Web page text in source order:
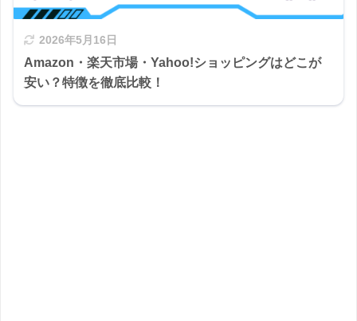
2026年5月16日
Amazon・楽天市場・Yahoo!ショッピングはどこが
安い？特徴を徹底比較！